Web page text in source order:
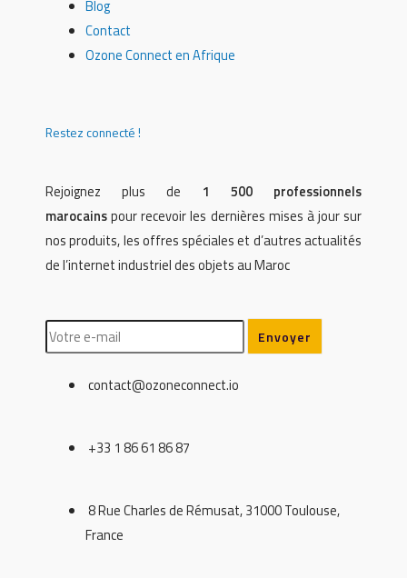
Blog
Contact
Ozone Connect en Afrique
Restez connecté !
Rejoignez plus de 1 500 professionnels
marocainspour recevoir les dernières mises à jour sur
nos produits, les offres spéciales et d’autres actualités
de l’internet industriel des objets au Maroc
contact@ozoneconnect.io
+33 1 86 61 86 87
8 Rue Charles de Rémusat, 31000 Toulouse,
France